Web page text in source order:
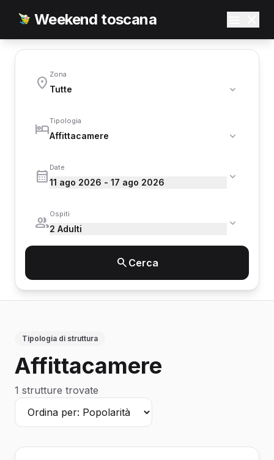
Weekend toscana
Zona
Tipologia
Date
11 ago 2026 - 17 ago 2026
Ospiti
2 Adulti
Cerca
Tipologia di struttura
Affittacamere
1 strutture trovate